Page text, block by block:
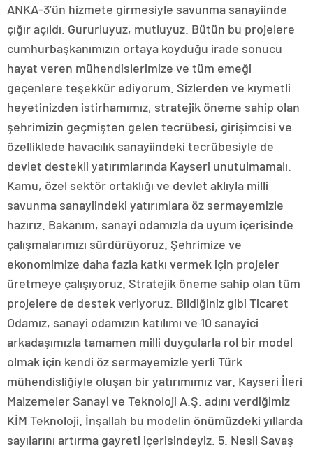
ANKA-3’ün hizmete girmesiyle savunma sanayiinde
çığır açıldı. Gururluyuz, mutluyuz. Bütün bu projelere
cumhurbaşkanımızın ortaya koyduğu irade sonucu
hayat veren mühendislerimize ve tüm emeği
geçenlere teşekkür ediyorum. Sizlerden ve kıymetli
heyetinizden istirhamımız, stratejik öneme sahip olan
şehrimizin geçmişten gelen tecrübesi, girişimcisi ve
özelliklede havacılık sanayiindeki tecrübesiyle de
devlet destekli yatırımlarında Kayseri unutulmamalı.
Kamu, özel sektör ortaklığı ve devlet aklıyla milli
savunma sanayiindeki yatırımlara öz sermayemizle
hazırız. Bakanım, sanayi odamızla da uyum içerisinde
çalışmalarımızı sürdürüyoruz. Şehrimize ve
ekonomimize daha fazla katkı vermek için projeler
üretmeye çalışıyoruz. Stratejik öneme sahip olan tüm
projelere de destek veriyoruz. Bildiğiniz gibi Ticaret
Odamız, sanayi odamızın katılımı ve 10 sanayici
arkadaşımızla tamamen milli duygularla rol bir model
olmak için kendi öz sermayemizle yerli Türk
mühendisliğiyle oluşan bir yatırımımız var. Kayseri İleri
Malzemeler Sanayi ve Teknoloji A.Ş. adını verdiğimiz
KİM Teknoloji. İnşallah bu modelin önümüzdeki yıllarda
sayılarını artırma gayreti içerisindeyiz. 5. Nesil Savaş